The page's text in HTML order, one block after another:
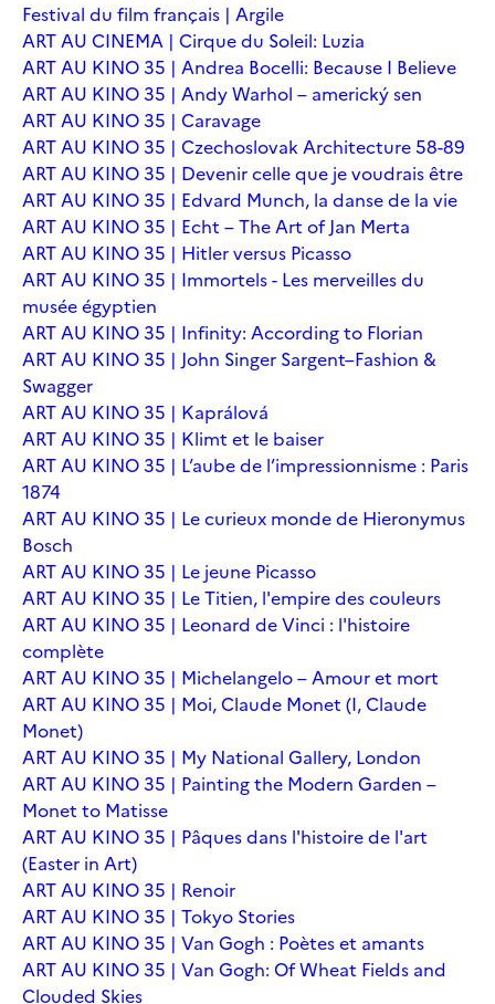
Festival du film français | Argile
ART AU CINEMA | Cirque du Soleil: Luzia
ART AU KINO 35 | Andrea Bocelli: Because I Believe
ART AU KINO 35 | Andy Warhol – americký sen
ART AU KINO 35 | Caravage
ART AU KINO 35 | Czechoslovak Architecture 58-89
ART AU KINO 35 | Devenir celle que je voudrais être
ART AU KINO 35 | Edvard Munch, la danse de la vie
ART AU KINO 35 | Echt – The Art of Jan Merta
ART AU KINO 35 | Hitler versus Picasso
ART AU KINO 35 | Immortels - Les merveilles du
musée égyptien
ART AU KINO 35 | Infinity: According to Florian
ART AU KINO 35 | John Singer Sargent–Fashion &
Swagger
ART AU KINO 35 | Kaprálová
ART AU KINO 35 | Klimt et le baiser
ART AU KINO 35 | L’aube de l’impressionnisme : Paris
1874
ART AU KINO 35 | Le curieux monde de Hieronymus
Bosch
ART AU KINO 35 | Le jeune Picasso
ART AU KINO 35 | Le Titien, l'empire des couleurs
ART AU KINO 35 | Leonard de Vinci : l'histoire
complète
ART AU KINO 35 | Michelangelo – Amour et mort
ART AU KINO 35 | Moi, Claude Monet (I, Claude
Monet)
ART AU KINO 35 | My National Gallery, London
ART AU KINO 35 | Painting the Modern Garden –
Monet to Matisse
ART AU KINO 35 | Pâques dans l'histoire de l'art
(Easter in Art)
ART AU KINO 35 | Renoir
ART AU KINO 35 | Tokyo Stories
ART AU KINO 35 | Van Gogh : Poètes et amants
ART AU KINO 35 | Van Gogh: Of Wheat Fields and
Clouded Skies